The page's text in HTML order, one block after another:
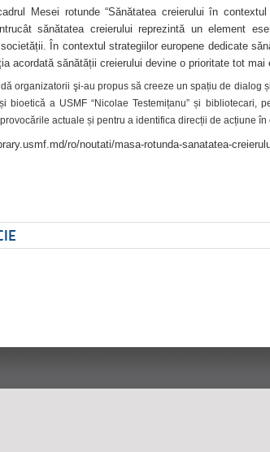
Mesei rotunde “Sănătatea creierului în
sănătatea creierului reprezintă un element
În contextul strategiilor europene dedicate
acordată sănătății creierului devine o prioritate tot mai
organizatorii şi-au propus să creeze un spațiu de dialog
bioetică a USMF “Nicolae Testemițanu” și bibliotecari,
actuale și pentru a identifica direcții de acțiune
ro/noutati/masa-rotunda-sanatatea-